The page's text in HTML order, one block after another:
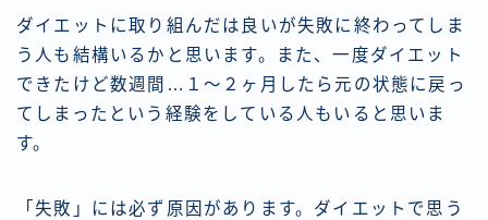
ダイエットに取り組んだは良いが失敗に終わってしま
う人も結構いるかと思います。また、一度ダイエット
できたけど数週間…１〜２ヶ月したら元の状態に戻っ
てしまったという経験をしている人もいると思いま
す。
「失敗」には必ず原因があります。ダイエットで思う